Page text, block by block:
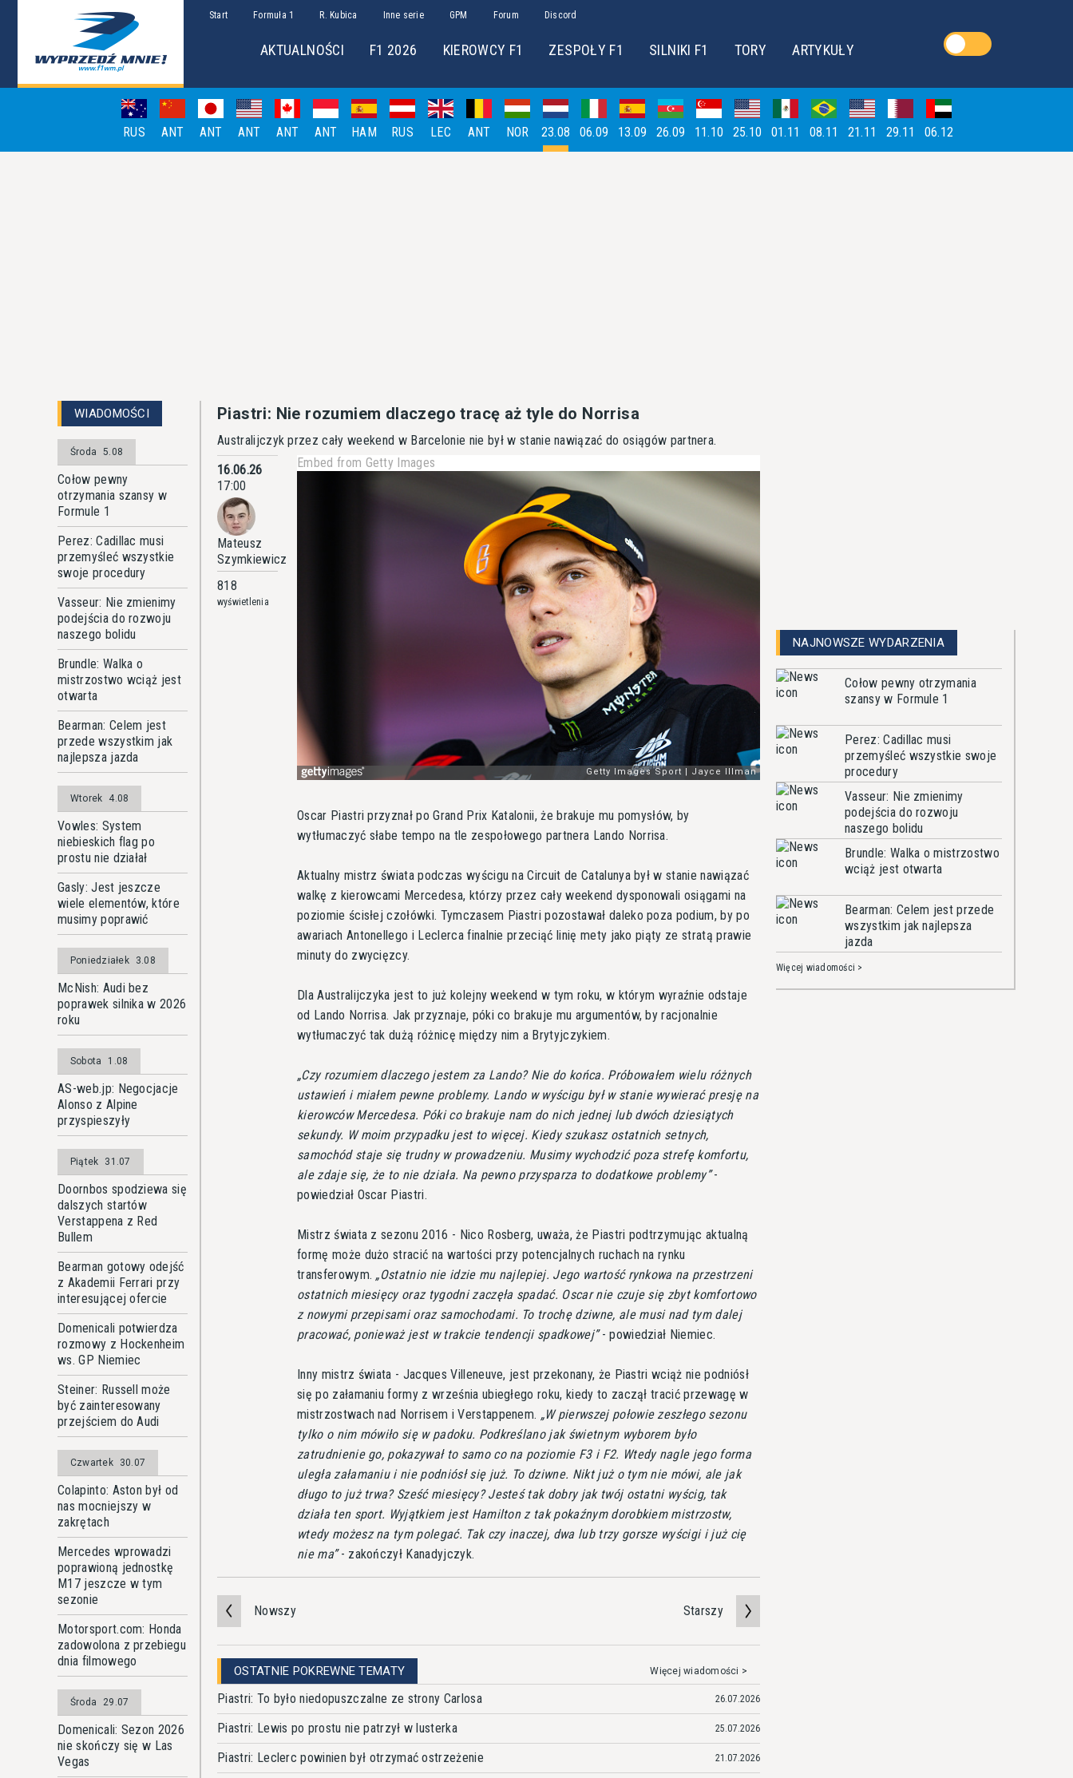
Start Formuła 1 R. Kubica Inne serie GPM Forum Discord
AKTUALNOŚCI F1 2026 KIEROWCY F1 ZESPOŁY F1 SILNIKI F1 TORY ARTYKUŁY
RUS ANT ANT ANT ANT ANT HAM RUS LEC ANT NOR 23.08 06.09 13.09 26.09 11.10 25.10 01.11 08.11 21.11 29.11 06.12
WIADOMOŚCI
Środa 5.08
Cołow pewny
otrzymania szansy w
Formule 1
Perez: Cadillac musi
przemyśleć wszystkie
swoje procedury
Vasseur: Nie zmienimy
podejścia do rozwoju
naszego bolidu
Brundle: Walka o
mistrzostwo wciąż jest
otwarta
Bearman: Celem jest
przede wszystkim jak
najlepsza jazda
Wtorek 4.08
Vowles: System
niebieskich flag po
prostu nie działał
Gasly: Jest jeszcze
wiele elementów, które
musimy poprawić
Poniedziałek 3.08
McNish: Audi bez
poprawek silnika w 2026
roku
Sobota 1.08
AS-web.jp: Negocjacje
Alonso z Alpine
przyspieszyły
Piątek 31.07
Doornbos spodziewa się
dalszych startów
Verstappena z Red
Bullem
Bearman gotowy odejść
z Akademii Ferrari przy
interesującej ofercie
Domenicali potwierdza
rozmowy z Hockenheim
ws. GP Niemiec
Steiner: Russell może
być zainteresowany
przejściem do Audi
Czwartek 30.07
Colapinto: Aston był od
nas mocniejszy w
zakrętach
Mercedes wprowadzi
poprawioną jednostkę
M17 jeszcze w tym
sezonie
Motorsport.com: Honda
zadowolona z przebiegu
dnia filmowego
Środa 29.07
Domenicali: Sezon 2026
nie skończy się w Las
Vegas
Piastri: Nie rozumiem dlaczego tracę aż tyle do Norrisa
Australijczyk przez cały weekend w Barcelonie nie był w stanie nawiązać do osiągów partnera.
16.06.26
17:00
Mateusz
Szymkiewicz
818
wyświetlenia
Embed from Getty Images
Oscar Piastri przyznał po Grand Prix Katalonii, że brakuje mu pomysłów, by
wytłumaczyć słabe tempo na tle zespołowego partnera Lando Norrisa.
Aktualny mistrz świata podczas wyścigu na Circuit de Catalunya był w stanie nawiązać
walkę z kierowcami Mercedesa, którzy przez cały weekend dysponowali osiągami na
poziomie ścisłej czołówki. Tymczasem Piastri pozostawał daleko poza podium, by po
awariach Antonellego i Leclerca finalnie przeciąć linię mety jako piąty ze stratą prawie
minuty do zwycięzcy.
Dla Australijczyka jest to już kolejny weekend w tym roku, w którym wyraźnie odstaje
od Lando Norrisa. Jak przyznaje, póki co brakuje mu argumentów, by racjonalnie
wytłumaczyć tak dużą różnicę między nim a Brytyjczykiem.
Czy rozumiem dlaczego jestem za Lando? Nie do końca. Próbowałem wielu różnych
ustawień i miałem pewne problemy. Lando w wyścigu był w stanie wywierać presję na
kierowców Mercedesa. Póki co brakuje nam do nich jednej lub dwóch dziesiątych
sekundy. W moim przypadku jest to więcej. Kiedy szukasz ostatnich setnych,
samochód staje się trudny w prowadzeniu. Musimy wychodzić poza strefę komfortu,
ale zdaje się, że to nie działa. Na pewno przysparza to dodatkowe problemy -
powiedział Oscar Piastri.
Mistrz świata z sezonu 2016 - Nico Rosberg, uważa, że Piastri podtrzymując aktualną
formę może dużo stracić na wartości przy potencjalnych ruchach na rynku
transferowym.
Ostatnio nie idzie mu najlepiej. Jego wartość rynkowa na przestrzeni
ostatnich miesięcy oraz tygodni zaczęła spadać. Oscar nie czuje się zbyt komfortowo
z nowymi przepisami oraz samochodami. To trochę dziwne, ale musi nad tym dalej
pracować, ponieważ jest w trakcie tendencji spadkowej - powiedział Niemiec.
Inny mistrz świata - Jacques Villeneuve, jest przekonany, że Piastri wciąż nie podniósł
się po załamaniu formy z września ubiegłego roku, kiedy to zaczął tracić przewagę w
mistrzostwach nad Norrisem i Verstappenem.
W pierwszej połowie zeszłego sezonu
tylko o nim mówiło się w padoku. Podkreślano jak świetnym wyborem było
zatrudnienie go, pokazywał to samo co na poziomie F3 i F2. Wtedy nagle jego forma
uległa załamaniu i nie podniósł się już. To dziwne. Nikt już o tym nie mówi, ale jak
długo to już trwa? Sześć miesięcy? Jesteś tak dobry jak twój ostatni wyścig, tak
działa ten sport. Wyjątkiem jest Hamilton z tak pokaźnym dorobkiem mistrzostw,
wtedy możesz na tym polegać. Tak czy inaczej, dwa lub trzy gorsze wyścigi i już cię
nie ma - zakończył Kanadyjczyk.
Nowszy Starszy
OSTATNIE POKREWNE TEMATY Więcej wiadomości >
Piastri: To było niedopuszczalne ze strony Carlosa 26.07.2026
Piastri: Lewis po prostu nie patrzył w lusterka 25.07.2026
Piastri: Leclerc powinien był otrzymać ostrzeżenie 21.07.2026
NAJNOWSZE WYDARZENIA
Cołow pewny otrzymania
szansy w Formule 1
Perez: Cadillac musi
przemyśleć wszystkie swoje
procedury
Vasseur: Nie zmienimy
podejścia do rozwoju
naszego bolidu
Brundle: Walka o mistrzostwo
wciąż jest otwarta
Bearman: Celem jest przede
wszystkim jak najlepsza
jazda
Więcej wiadomości >